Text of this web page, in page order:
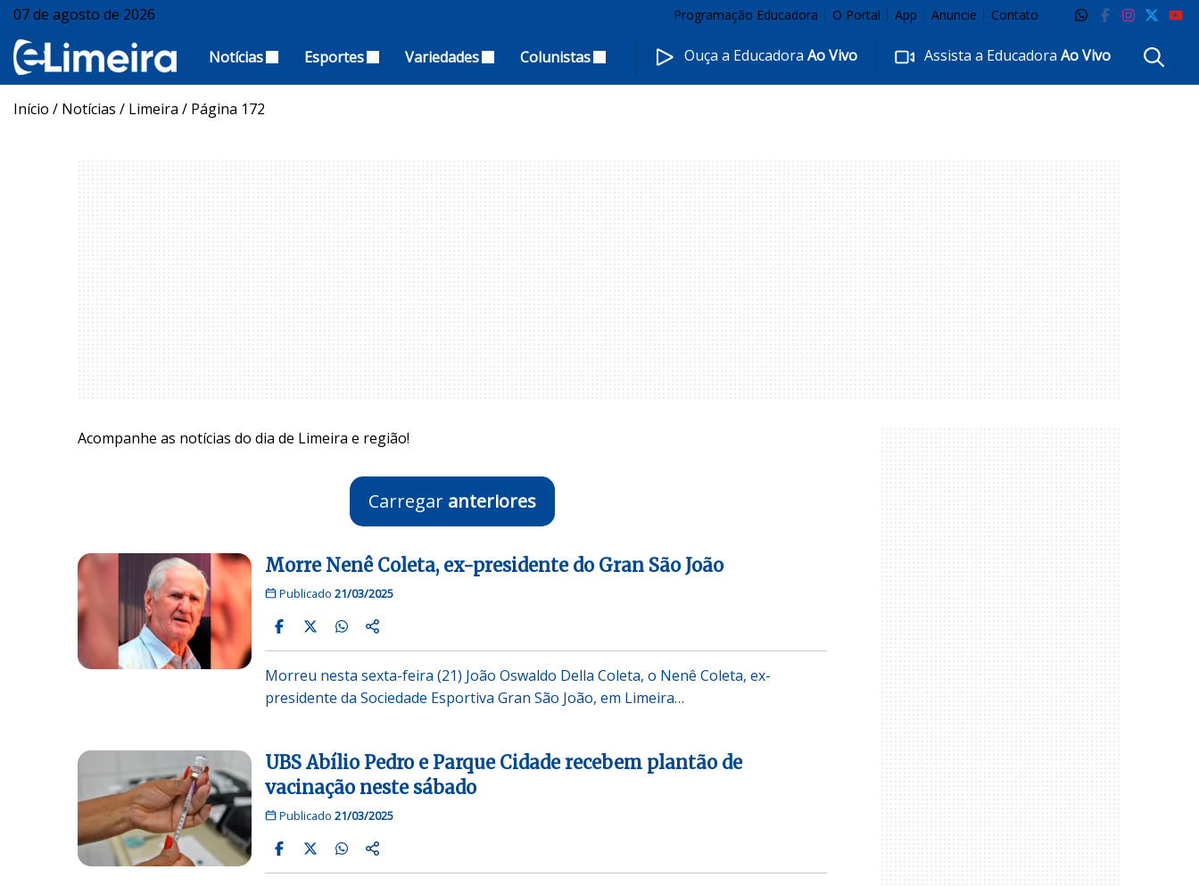
07 de agosto de 2026 Programação Educadora O Portal App Anuncie Contato
Notícias Esportes Variedades Colunistas Ouça a EducadoraAo Vivo Assista a EducadoraAo Vivo
Início / Notícias / Limeira / Página 172
Acompanhe as notícias do dia de Limeira e região!
Carregar anteriores
Morre Nenê Coleta, ex-presidente do Gran São João
Publicado 21/03/2025
Morreu nesta sexta-feira (21) João Oswaldo Della Coleta, o Nenê Coleta, ex-
presidente da Sociedade Esportiva Gran São João, em Limeira…
UBS Abílio Pedro e Parque Cidade recebem plantão de
vacinação neste sábado
Publicado 21/03/2025